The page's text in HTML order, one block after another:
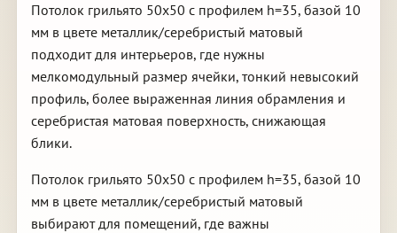
Потолок грильято 50х50 с профилем h=35, базой 10
мм в цвете металлик/серебристый матовый
подходит для интерьеров, где нужны
мелкомодульный размер ячейки, тонкий невысокий
профиль, более выраженная линия обрамления и
серебристая матовая поверхность, снижающая
блики.
Потолок грильято 50х50 с профилем h=35, базой 10
мм в цвете металлик/серебристый матовый
выбирают для помещений, где важны